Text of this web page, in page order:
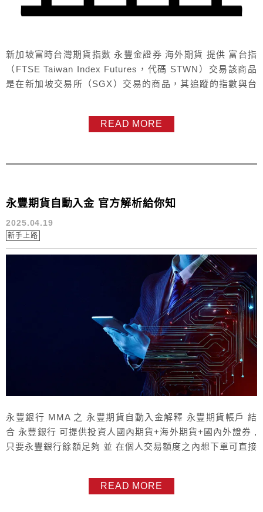
新加坡富時台灣期貨指數 永豐金證券 海外期貨 提供 富台指
（FTSE Taiwan Index Futures，代碼 STWN）交易該商品
是在新加坡交易所（SGX）交易的商品，其追蹤的指數與台
金 商品名稱富時台灣指數期貨代號TWN交易所新加坡交易所
交易時間T盤： 08:45-13:50T+1 盤：14:00-隔日05:15原始
READ MORE
永豐期貨自動入金 官方解析給你知
2025.04.19
新手上路
永豐銀行 MMA 之 永豐期貨自動入金解釋 永豐期貨帳戶 結
合 永豐銀行 可提供投資人國內期貨+海外期貨+國內外證券 ,
只要永豐銀行餘額足夠 並 在個人交易額度之內想下單可直接
貨舉例 新倉下單,需要10萬元台幣,期貨虛擬保證金專戶內餘
額是 0 元此時只要銀行餘額有10萬元 , 新倉委託下單的瞬間
READ MORE